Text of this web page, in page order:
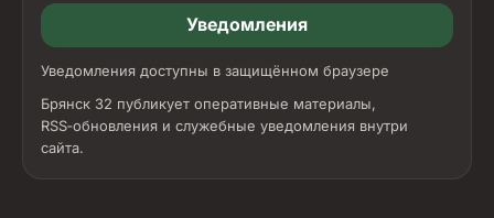
Уведомления
Уведомления доступны в защищённом браузере
Брянск 32 публикует оперативные материалы,
RSS‑обновления и служебные уведомления внутри
сайта.